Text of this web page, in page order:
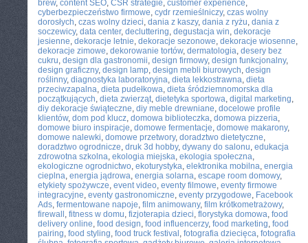
brew, content SEO, CSR strategie, customer experience,
cyberbezpieczeństwo firmowe, cydr rzemieślniczy, czas wolny
dorosłych, czas wolny dzieci, dania z kaszy, dania z ryżu, dania z
soczewicy, data center, decluttering, degustacja win, dekoracje
jesienne, dekoracje letnie, dekoracje sezonowe, dekoracje wiosenne,
dekoracje zimowe, dekorowanie tortów, dermatologia, desery bez
cukru, design dla gastronomii, design firmowy, design funkcjonalny,
design graficzny, design lamp, design mebli biurowych, design
roślinny, diagnostyka laboratoryjna, dieta lekkostrawna, dieta
przeciwzapalna, dieta pudełkowa, dieta śródziemnomorska dla
początkujących, dieta zwierząt, dietetyka sportowa, digital marketing,
diy dekoracje świąteczne, diy meble drewniane, docelowe profile
klientów, dom pod klucz, domowa biblioteczka, domowa pizzeria,
domowe biuro inspiracje, domowe fermentacje, domowe makarony,
domowe nalewki, domowe przetwory, doradztwo dietetyczne,
doradztwo ogrodnicze, druk 3d hobby, dywany do salonu, edukacja
zdrowotna szkolna, ekologia miejska, ekologia społeczna,
ekologiczne ogrodnictwo, ekoturystyka, elektronika mobilna, energia
cieplna, energia jądrowa, energia solarna, escape room domowy,
etykiety spożywcze, event video, eventy filmowe, eventy firmowe
integracyjne, eventy gastronomiczne, eventy przygodowe, Facebook
Ads, fermentowane napoje, film animowany, film krótkometrażowy,
firewall , fitness w domu, fizjoterapia dzieci, florystyka domowa, food
delivery online, food design, food influencerzy, food marketing, food
pairing, food styling, food truck festival , fotografia dziecięca, fotografia